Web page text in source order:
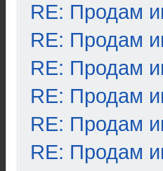
RE: Продам
RE: Продам
RE: Продам
RE: Продам
RE: Продам
RE: Продам